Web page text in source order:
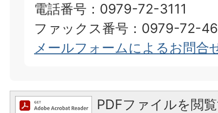
電話番号：0979-72-3111
ファックス番号：0979-72-
メールフォームによるお問合
PDFファイルを閲